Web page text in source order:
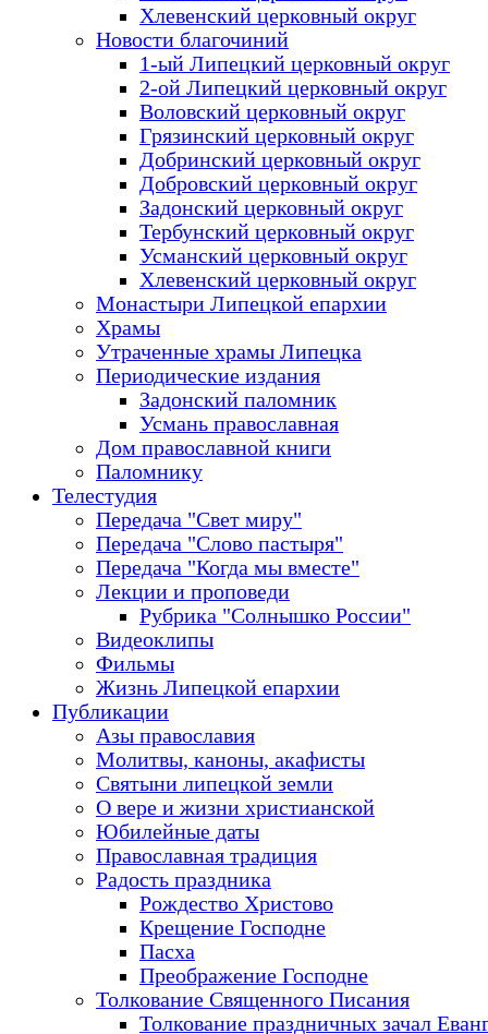
Хлевенский церковный округ
Новости благочиний
1-ый Липецкий церковный округ
2-ой Липецкий церковный округ
Воловский церковный округ
Грязинский церковный округ
Добринский церковный округ
Добровский церковный округ
Задонский церковный округ
Тербунский церковный округ
Усманский церковный округ
Хлевенский церковный округ
Монастыри Липецкой епархии
Храмы
Утраченные храмы Липецка
Периодические издания
Задонский паломник
Усмань православная
Дом православной книги
Паломнику
Телестудия
Передача "Свет миру"
Передача "Слово пастыря"
Передача "Когда мы вместе"
Лекции и проповеди
Рубрика "Солнышко России"
Видеоклипы
Фильмы
Жизнь Липецкой епархии
Публикации
Азы православия
Молитвы, каноны, акафисты
Святыни липецкой земли
О вере и жизни христианской
Юбилейные даты
Православная традиция
Радость праздника
Рождество Христово
Крещение Господне
Пасха
Преображение Господне
Толкование Священного Писания
Толкование праздничных зачал